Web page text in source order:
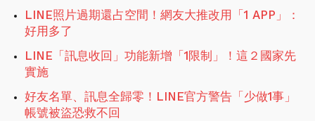
LINE照片過期還占空間！網友大推改用「1 APP」：
好用多了
LINE「訊息收回」功能新增「1限制」！這２國家先
實施
好友名單、訊息全歸零！LINE官方警告「少做1事」
帳號被盜恐救不回